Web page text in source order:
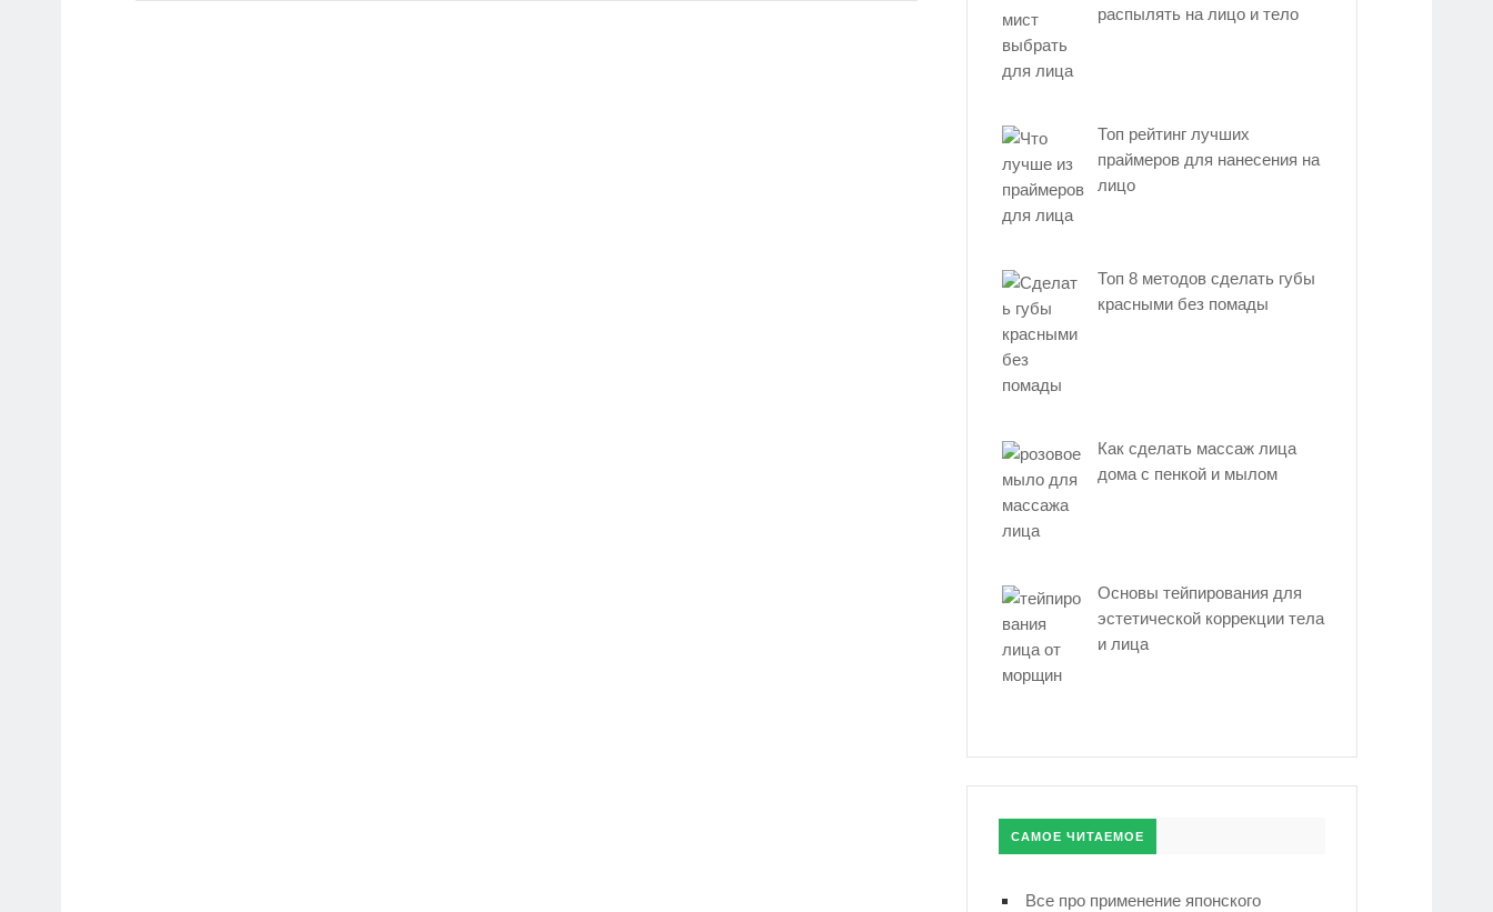
распылять на лицо и тело
Топ рейтинг лучших
праймеров для нанесения на
лицо
Топ 8 методов сделать губы
красными без помады
Как сделать массаж лица
дома с пенкой и мылом
Основы тейпирования для
эстетической коррекции тела
и лица
САМОЕ ЧИТАЕМОЕ
Все про применение японского